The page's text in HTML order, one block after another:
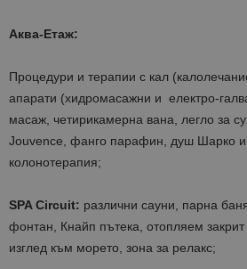
Аква-Етаж:
Процедури и терапии с кал
апарати (хидромасажни и електро-
масаж, четирикамерна вана, легло за
Jouvence, фанго парафин, душ Шарко
колонотерапия;
SPA Circuit: различни сауни, парна
фонтан, Кнайп пътека, отопляем
изглед към морето, зона за релакс;